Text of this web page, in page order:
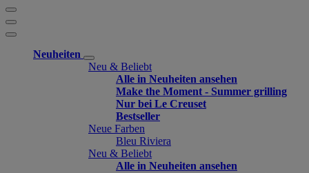
Neuheiten
Neu & Beliebt
Alle in Neuheiten ansehen
Make the Moment - Summer grilling
Nur bei Le Creuset
Bestseller
Neue Farben
Bleu Riviera
Neu & Beliebt
Alle in Neuheiten ansehen